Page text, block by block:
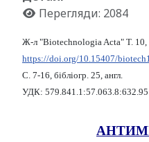
Перегляди: 2084
Ж-л "Biotechnologia Acta" Т.
https://doi.org/10.15407/
С. 7-16, бібліогр. 25, англ.
УДК: 579.841.1:57.063.8:632.95